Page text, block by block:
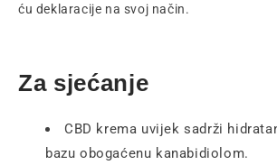
ću deklaracije na svoj način.
Za sjećanje
CBD krema uvijek sadrži
bazu obogaćenu kanabidiolom.